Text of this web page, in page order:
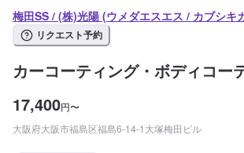
梅田SS / (株)光陽 (ウメダエスエス / カブシキ
リクエスト予約
カーコーティング・ボディコー
17,400円〜
大阪府大阪市福島区福島6-14-1大塚梅田ビル